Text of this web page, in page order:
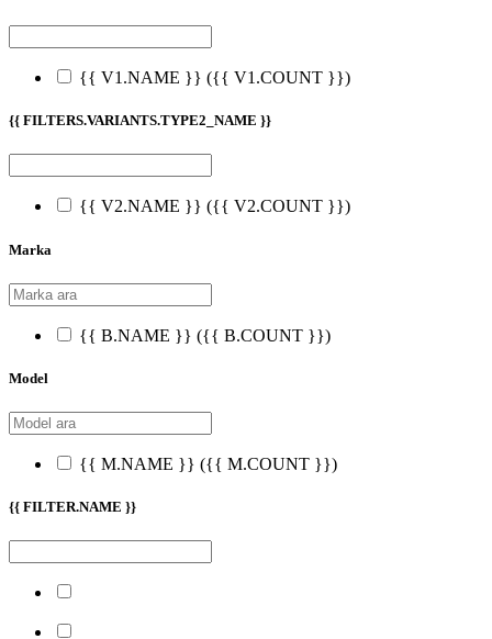
{{ V1.NAME }} ({{ V1.COUNT }})
{{ FILTERS.VARIANTS.TYPE2_NAME }}
{{ V2.NAME }} ({{ V2.COUNT }})
Marka
{{ B.NAME }} ({{ B.COUNT }})
Model
{{ M.NAME }} ({{ M.COUNT }})
{{ FILTER.NAME }}